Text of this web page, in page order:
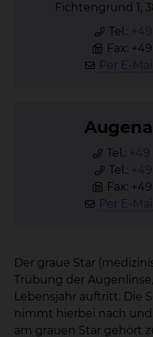
Fichtengrund 1,
Tel.:
Fax:
Per E-
Tel.: +49
Tel.:
Fax:
Per E-
Der graue Star
Trübung der
Lebensjahr auftritt. Die
nimmt hierbei nach und
am grauen Star gehört